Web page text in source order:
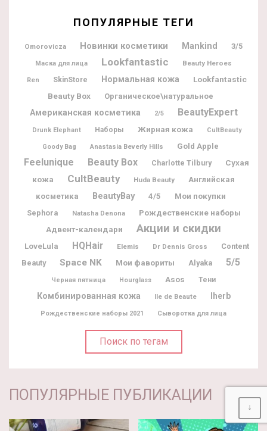
ПОПУЛЯРНЫЕ ТЕГИ
Omorovicza Новинки косметики Mankind 3/5
Маска для лица Lookfantastic Beauty Heroes
Ren SkinStore Нормальная кожа
Lookfantastic
Beauty Box
Органическое\натуральное
Американская косметика 2/5 BeautyExpert
Drunk Elephant Наборы Жирная кожа CultBeauty
Goody Bag Anastasia Beverly Hills Gold Apple
Feelunique Beauty Box Charlotte Tilbury
Сухая
кожа
CultBeauty Huda Beauty
Английская
косметика
BeautyBay 4/5 Мои покупки
Sephora Natasha Denona
Рождественские наборы
Адвент-календари
Акции и скидки
LoveLula HQHair Elemis Dr Dennis Gross
Content
Beauty
Space NK Мои фавориты Alyaka 5/5
Черная пятница Hourglass Asos Тени
Комбинированная кожа Ile de Beaute Iherb
Рождественские наборы 2021 Сыворотка для лица
Поиск по тегам
ПОПУЛЯРНЫЕ ПУБЛИКАЦИИ
↓